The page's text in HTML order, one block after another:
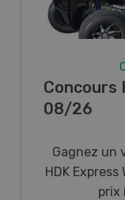
Concours
08/26
Gagnez un
HDK
prix